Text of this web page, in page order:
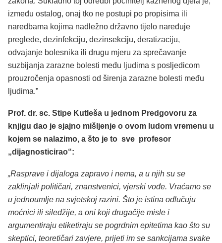
između ostalog, onaj tko ne postupi po propisima ili
naredbama kojima nadležno državno tijelo naređuje
preglede, dezinfekciju, dezinsekciju, deratizaciju,
odvajanje bolesnika ili drugu mjeru za sprečavanje
suzbijanja zarazne bolesti među ljudima s posljedicom
prouzročenja opasnosti od širenja zarazne bolesti među
ljudima.”
Prof. dr. sc. Stipe Kutleša u jednom Predgovoru za
knjigu dao je sjajno mišljenje o ovom ludom vremenu u
kojem se nalazimo, a što je to sve profesor
„dijagnosticirao“:
„Rasprave i dijaloga zapravo i nema, a u njih su se
zaklinjali političari, znanstvenici, vjerski vođe. Vraćamo se
u jednoumlje na svjetskoj razini. Što je istina odlučuju
moćnici ili siledžije, a oni koji drugačije misle i
argumentiraju etiketiraju se pogrdnim epitetima kao što su
skeptici, teoretičari zavjere, prijeti im se sankcijama svake